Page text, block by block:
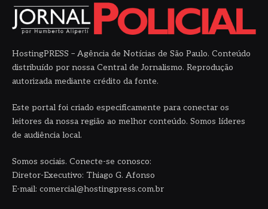
HostingPRESS – Agência de Notícias de São Paulo. Conteúdo
distribuído por nossa Central de Jornalismo. Reprodução
autorizada mediante crédito da fonte.
Este portal foi criado especificamente para conectar os
leitores da nossa região ao melhor conteúdo. Somos líderes
de audiência local.
Somos sociais. Conecte-se conosco:
Diretor-Executivo: Thiago G. Afonso
E-mail: comercial@hostingpress.com.br